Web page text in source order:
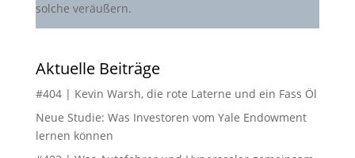
solche veräußern.
Aktuelle Beiträge
#404 | Kevin Warsh, die rote Laterne und ein Fass Öl
Neue Studie: Was Investoren vom Yale Endowment
lernen können